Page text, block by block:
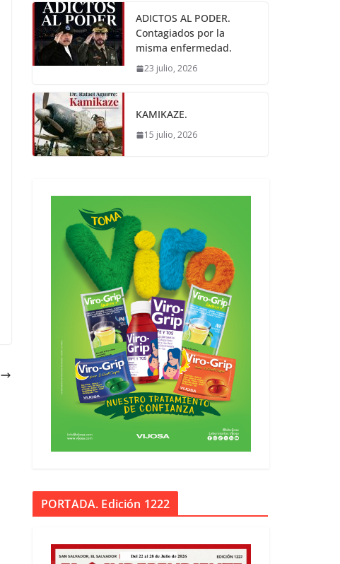
ADICTOS AL PODER.
Contagiados por la
misma enfermedad.
23 julio, 2026
KAMIKAZE.
15 julio, 2026
PORTADA. Edición 1222